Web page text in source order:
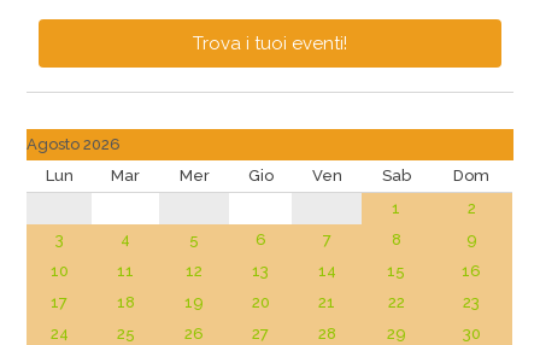
Trova i tuoi eventi!
Agosto 2026
Lun
Mar Mer Gio Ven Sab
Dom
1
2
3
4 5 6 7 8
9
10
11 12 13 14 15
16
17
18 19 20 21 22
23
24
25 26 27 28 29
30